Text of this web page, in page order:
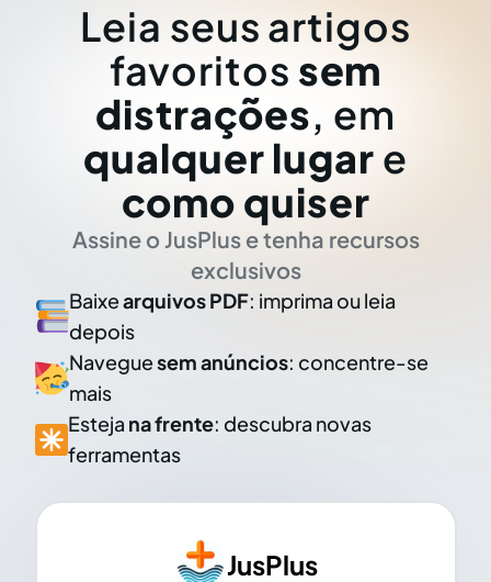
Leia seus artigos
favoritos sem
distrações, em
qualquer lugar e
como quiser
Assine o JusPlus e tenha recursos
exclusivos
Baixearquivos PDF: imprima ou leia
depois
Naveguesem anúncios: concentre-se
mais
Esteja na frente: descubra novas
ferramentas
JusPlus